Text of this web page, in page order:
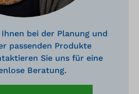
bei der Planung und
passenden Produkte
Sie uns für eine
Beratung.